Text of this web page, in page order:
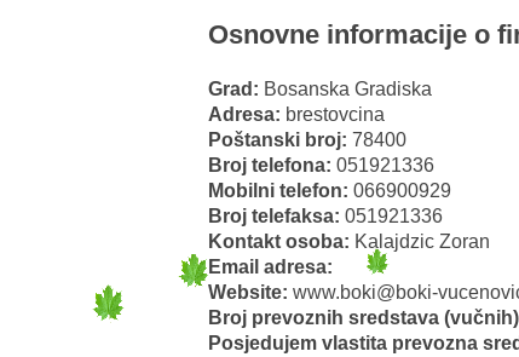
Osnovne informacije o
Grad: Bosanska Gradiska
Adresa: brestovcina
Poštanski broj: 78400
Broj telefona: 051921336
Mobilni telefon: 066900929
Broj telefaksa: 051921336
Kontakt osoba: Kalajdzic Zoran
Email adresa:
Website: www.boki@boki-
Broj prevoznih sredstava
Posjedujem vlastita prevozna